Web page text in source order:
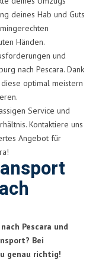
deines Hab und Guts
Händen.
und
nach Pescara. Dank
optimal meistern
Service und
Kontaktiere uns
Angebot für
Pescara und
Bei
genau richtig!